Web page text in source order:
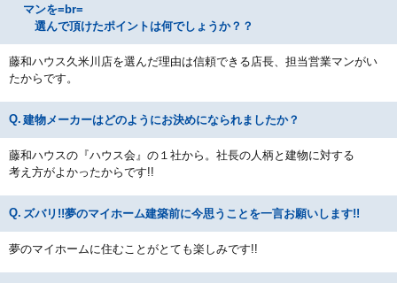
マンを=br=
選んで頂けたポイントは何でしょうか？？
藤和ハウス久米川店を選んだ理由は信頼できる店長、担当営業マンがい
たからです。
建物メーカーはどのようにお決めになられましたか？
藤和ハウスの『ハウス会』の１社から。社長の人柄と建物に対する
考え方がよかったからです!!
ズバリ!!夢のマイホーム建築前に今思うことを一言お願いします!!
夢のマイホームに住むことがとても楽しみです!!